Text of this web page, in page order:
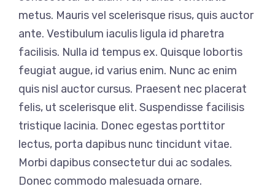
metus. Mauris vel scelerisque risus, quis auctor
ante. Vestibulum iaculis ligula id pharetra
facilisis. Nulla id tempus ex. Quisque lobortis
feugiat augue, id varius enim. Nunc ac enim
quis nisl auctor cursus. Praesent nec placerat
felis, ut scelerisque elit. Suspendisse facilisis
tristique lacinia. Donec egestas porttitor
lectus, porta dapibus nunc tincidunt vitae.
Morbi dapibus consectetur dui ac sodales.
Donec commodo malesuada ornare.